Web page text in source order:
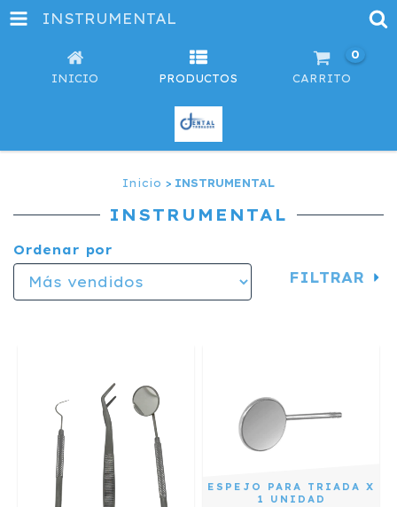
INSTRUMENTAL
INICIO PRODUCTOS CARRITO
0
Inicio > INSTRUMENTAL
INSTRUMENTAL
Ordenar por
FILTRAR
ESPEJO PARA TRIADA X
1 UNIDAD